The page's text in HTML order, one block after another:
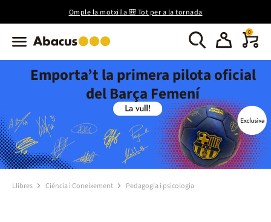
Omple la motxilla 🎒 Tot per a la tornada
0
Emporta’t la primera pilota oficial
del Barça Femení
Llibres Ciència i Coneixement Pedagogia i psicologia